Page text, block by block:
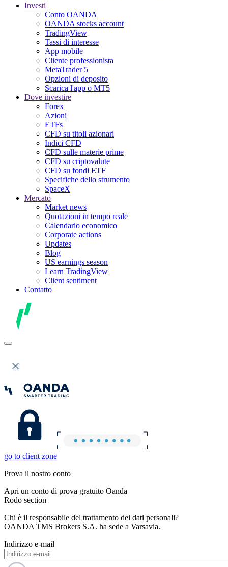
Investi
Conto OANDA
OANDA stocks account
TradingView
Tassi di interesse
App mobile
Cliente professionista
MetaTrader 5
Opzioni di deposito
Scarica l'app o MT5
Dove investire
Forex
Azioni
ETFs
CFD su titoli azionari
Indici CFD
CFD sulle materie prime
CFD su criptovalute
CFD su fondi ETF
Specifiche dello strumento
SpaceX
Mercato
Market news
Quotazioni in tempo reale
Calendario economico
Corporate actions
Updates
Blog
US earnings season
Learn TradingView
Client sentiment
Contatto
go to client zone
Prova il nostro conto
Apri un conto di prova gratuito Oanda
Rodo section
Chi è il responsabile del trattamento dei dati personali?
OANDA TMS Brokers S.A. ha sede a Varsavia.
Indirizzo e-mail